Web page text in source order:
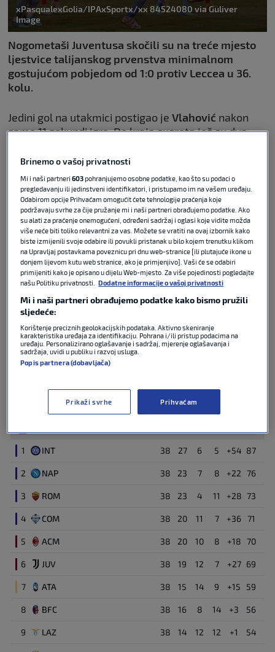
xPasqualexGolia/IPAxSportx/xx 84524080 via Guliver
Image
Nogometaši Juventusa skočili su na treće mjesto
ljestvice talijanskog prvenstva minimalnom
gostujućom pobjedom od 1:0 protiv Leccea u 36.
kolu.
Jedini gol na utakmici postigao je Vlahović nakon
samo 11 sekundi igre. Do kraja susreta još su dva
48. minuti, a drugiPierreu Kaluluu
TrećiJuventussada ima 68 bodova, dva manje od
drugogNapolija,a jedan više od četvrtogMilana
koji će tek odigrati svoje utakmice 36. kola.
Lecceje ostao 17. s 32 boda, četiri više uz utakmicu
više od 17.Cremoneseakoji se nalazi u zoni
ispadanja.
Interje s 85 bodova osigurao naslov prvaka, dok su
Verona
1 INT 38 27 6 5 +54 87
2 NAP 38 23 7 8 +22 76
3 ROM 38 23 4 11 +28 73
4 COM 38 20 11 7 +36 71
5 ACM 38 20 10 8 +18 70
6 JUV 38 19 12 7 +27 69
7 ATA 38 15 14 9 +15 59
8 BFC 38 16 8 14 +3 56
9 LAZ 38 14 12 12 +1 54
Brinemo o vašoj privatnosti
Mi i naši partneri603pohranjujemo osobne podatke, kao što su podaci o
pregledavanju ili jedinstveni identifikatori, i pristupamo im na vašem uređaju.
Odabirom opcije Prihvaćam omogućit ćete tehnologije praćenja koje
podržavaju svrhe za čije pružanje mi i naši partneri obrađujemo podatke. Ako
su alati za praćenje onemogućeni, određeni sadržaj i oglasi koje vidite možda
više neće biti toliko relevantni za vas. Možete se vratiti na ovaj izbornik kako
biste izmijenili svoje odabire ili povukli pristanak u bilo kojem trenutku klikom
na Upravljaj postavkama poveznicu pri dnu web-stranice [ili plutajuće ikone u
donjem lijevom kutu web stranice, ako je primjenjivo]. Vaši će se odabiri
primijeniti kako je opisano u dijelu Web-mjesto. Za više pojedinosti pogledajte
našu Politiku privatnosti.
Dodatne informacije o vašoj privatnosti
Mi i naši partneri obrađujemo podatke kako bismo pružili
sljedeće:
Korištenje preciznih geolokacijskih podataka. Aktivno skeniranje
karakteristika uređaja za identifikaciju. Pohrana i/ili pristup podacima na
uređaju. Personalizirano oglašavanje i sadržaj, mjerenje oglašavanja i
sadržaja, uvidi u publiku i razvoj usluga.
Popis partnera (dobavljača)
Prikaži svrhe Prihvaćam